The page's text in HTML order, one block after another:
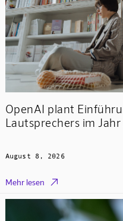
OpenAI plant
Lautsprechers im Jahr
August 8, 2026
Mehr lesen 